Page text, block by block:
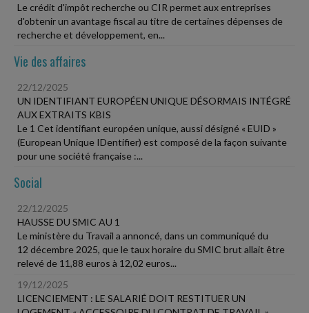
Le crédit d'impôt recherche ou CIR permet aux entreprises
d'obtenir un avantage fiscal au titre de certaines dépenses de
recherche et développement, en...
Vie des affaires
22/12/2025
UN IDENTIFIANT EUROPÉEN UNIQUE DÉSORMAIS INTÉGRÉ
AUX EXTRAITS KBIS
Le 1 Cet identifiant européen unique, aussi désigné « EUID »
(European Unique IDentifier) est composé de la façon suivante
pour une société française :...
Social
22/12/2025
HAUSSE DU SMIC AU 1
Le ministère du Travail a annoncé, dans un communiqué du
12 décembre 2025, que le taux horaire du SMIC brut allait être
relevé de 11,88 euros à 12,02 euros...
19/12/2025
LICENCIEMENT : LE SALARIÉ DOIT RESTITUER UN